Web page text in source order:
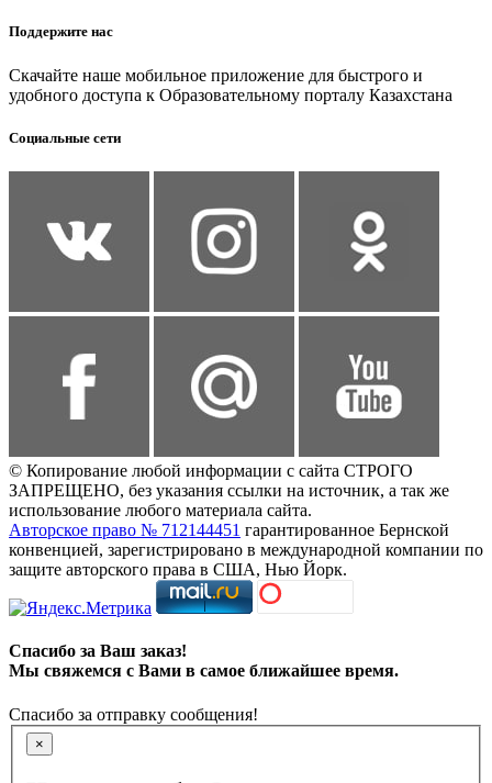
Поддержите нас
Скачайте наше мобильное приложение для быстрого и
удобного доступа к Образовательному порталу Казахстана
Социальные сети
© Копирование любой информации с сайта СТРОГО
ЗАПРЕЩЕНО, без указания ссылки на источник, а так же
использование любого материала сайта.
Авторское право № 712144451 гарантированное Бернской
конвенцией, зарегистрировано в международной компании по
защите авторского права в США, Нью Йорк.
Спасибо за Ваш заказ!
Мы свяжемся с Вами в самое ближайшее время.
Спасибо за отправку сообщения!
×